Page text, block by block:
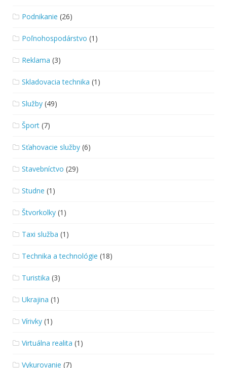
Podnikanie (26)
Poľnohospodárstvo (1)
Reklama (3)
Skladovacia technika (1)
Služby (49)
Šport (7)
Sťahovacie služby (6)
Stavebníctvo (29)
Studne (1)
Štvorkolky (1)
Taxi služba (1)
Technika a technológie (18)
Turistika (3)
Ukrajina (1)
Vírivky (1)
Virtuálna realita (1)
Vykurovanie (7)